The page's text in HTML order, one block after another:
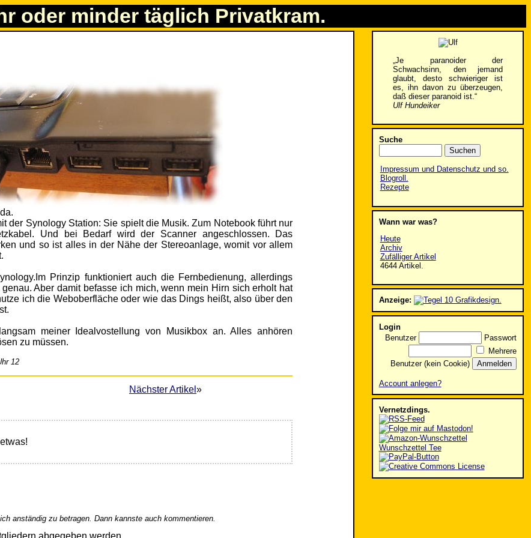
oder minder täglich Privatkram.
der Synology Station: Sie spielt die Musik. Zum Notebook führt nur
Und bei Bedarf wird der Scanner angeschlossen. Das
und so ist alles in der Nähe der Stereoanlage, womit vor allem
Im Prinzip funktioniert auch die Fernbedienung, allerdings
Aber damit befasse ich mich, wenn mein Hirn sich erholt hat
ich die Weboberfläche oder wie das Dings heißt, also über den
meiner Idealvostellung von Musikbox an. Alles anhören
zu müssen.
12
Nächster Artikel »
anständig zu betragen. Dann kannste auch kommentieren.
„Je paranoider der
Schwachsinn, den jemand
glaubt, desto schwieriger ist
es, ihn davon zu überzeugen,
daß dieser paranoid ist.“
Ulf Hundeiker
Suche
Impressum und Datenschutz und so.
Blogroll.
Rezepte
Wann war was?
Heute
Archiv
Zufälliger Artikel
4644 Artikel.
Anzeige:
Login
Benutzer
Passwort
Mehrere
Benutzer (kein Cookie)
Account anlegen?
Vernetzdings.
Wunschzettel Tee